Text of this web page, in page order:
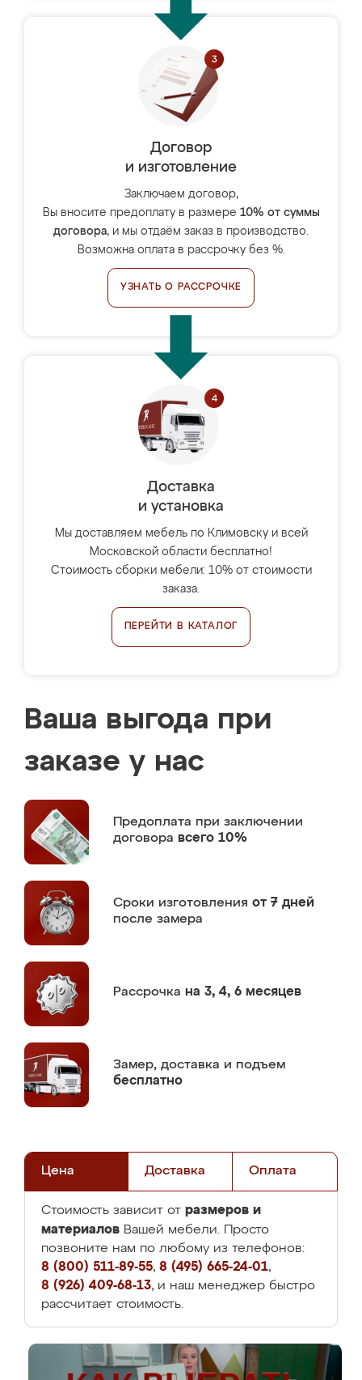
Договор
и изготовление
Заключаем договор,
Вы вносите предоплату в размере 10% от суммы
договора, и мы отдаём заказ в производство.
Возможна оплата в рассрочку без %.
УЗНАТЬ О РАССРОЧКЕ
Доставка
и установка
Мы доставляем мебель по Климовску и всей
Московской области бесплатно!
Стоимость сборки мебели: 10% от стоимости
заказа.
ПЕРЕЙТИ В КАТАЛОГ
Ваша выгода при
заказе у нас
Предоплата при заключении
договора всего 10%
Сроки изготовления от 7 дней
после замера
Рассрочка на 3, 4, 6 месяцев
Замер, доставка и подъем
бесплатно
Цена Доставка Оплата
Стоимость зависит от размеров и
материалов Вашей мебели. Просто
позвоните нам по любому из телефонов:
8 (800) 511-89-55, 8 (495) 665-24-01,
8 (926) 409-68-13, и наш менеджер быстро
рассчитает стоимость.